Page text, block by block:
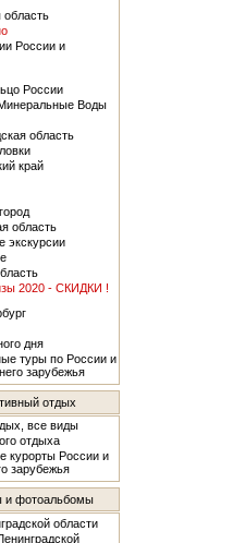
область
России и
России
Воды
область
край
область
экскурсии
2020 - СКИДКИ !
дня
туры по России и
зарубежья
отдых
все виды
отдыха
курорты России и
зарубежья
и фотоальбомы
области